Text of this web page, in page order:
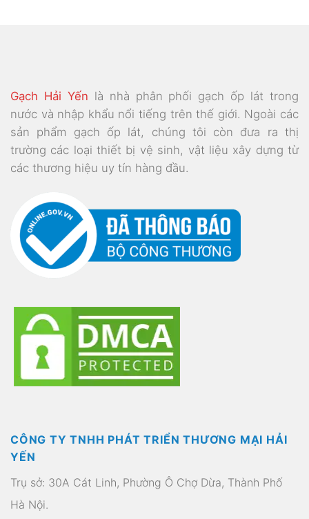
Gạch Hải Yến là nhà phân phối gạch ốp lát trong
nước và nhập khẩu nổi tiếng trên thế giới. Ngoài các
sản phẩm gạch ốp lát, chúng tôi còn đưa ra thị
trường các loại thiết bị vệ sinh, vật liệu xây dựng từ
các thương hiệu uy tín hàng đầu.
CÔNG TY TNHH PHÁT TRIỂN THƯƠNG MẠI HẢI
YẾN
Trụ sở: 30A Cát Linh, Phường Ô Chợ Dừa, Thành Phố
Hà Nội.